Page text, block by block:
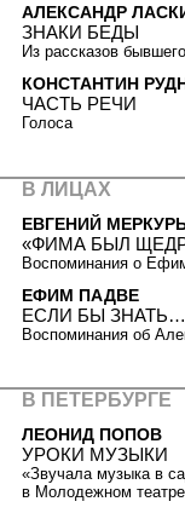
АЛЕКСАНДР
ЗНАКИ БЕДЫ
Из рассказов
КОНСТАНТИН
ЧАСТЬ РЕЧИ
Голоса
В ЛИЦАХ
ЕВГЕНИЙ
«ФИМА БЫЛ
Воспоминания о
ЕФИМ ПАДВЕ
ЕСЛИ БЫ ЗНАТЬ…
Воспоминания об
В ПЕТЕРБУРГЕ
ЛЕОНИД ПОПОВ
УРОКИ МУЗЫКИ
«Звучала музыка в
в Молодежном театре